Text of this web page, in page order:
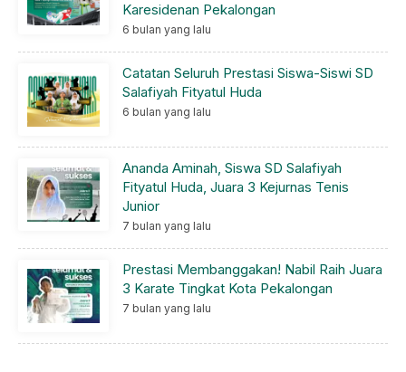
Karesidenan Pekalongan
6 bulan yang lalu
Catatan Seluruh Prestasi Siswa-Siswi SD
Salafiyah Fityatul Huda
6 bulan yang lalu
Ananda Aminah, Siswa SD Salafiyah
Fityatul Huda, Juara 3 Kejurnas Tenis
Junior
7 bulan yang lalu
Prestasi Membanggakan! Nabil Raih Juara
3 Karate Tingkat Kota Pekalongan
7 bulan yang lalu